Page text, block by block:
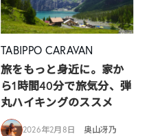
TABIPPO CARAVAN
旅をもっと身近に。家か
ら1時間40分で旅気分、弾
丸ハイキングのススメ
2026年2月8日 奥山冴乃